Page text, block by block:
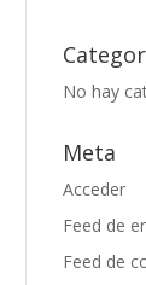
No hay
Meta
Acceder
Feed de
Feed de